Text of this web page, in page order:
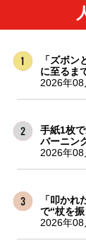
「ズボ
に至るま
2026年08
手紙1枚
バーニン
2026年08
「叩か
で“杖を
2026年08